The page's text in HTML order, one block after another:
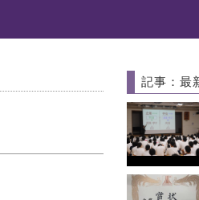
記事：最